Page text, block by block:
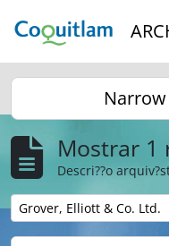
Mostrar 1
Descri??o
Remover filtro:
Grover, Elliott & Co. Ltd.